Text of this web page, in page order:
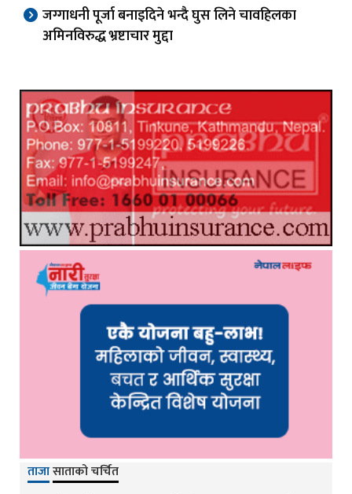
जग्गाधनी पूर्जा बनाइदिने भन्दै घुस लिने चावहिलका
अमिनविरुद्ध भ्रष्टाचार मुद्दा
ताजासाताको चर्चित